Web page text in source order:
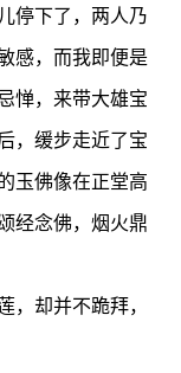
下了，两人乃
感，而我即便是
惮，来带大雄宝
，缓步走近了宝
玉佛像在正堂高
经念佛，烟火鼎
却并不跪拜，